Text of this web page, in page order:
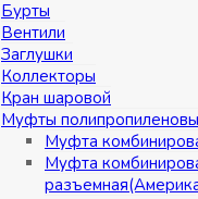
Бурты
Вентили
Заглушки
Коллекторы
Кран шаровой
Муфты
Муфта
Муфта